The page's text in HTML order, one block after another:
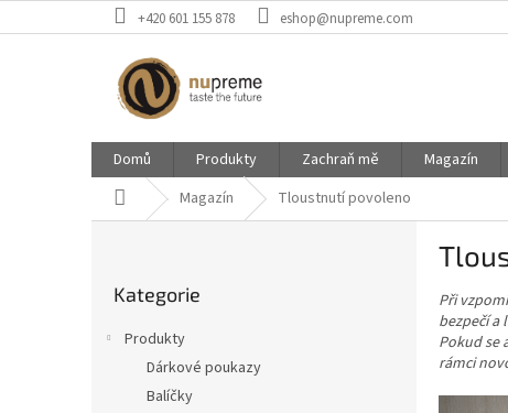
na
+420 601 155 878 eshop@nupreme.com
Domů Produkty Zachraň mě Magazín
Domů Magazín Tloustnutí povoleno
kategorie
Kategorie
Produkty
Dárkové poukazy
Balíčky
Při
bezpečí a
Pokud se
rámci